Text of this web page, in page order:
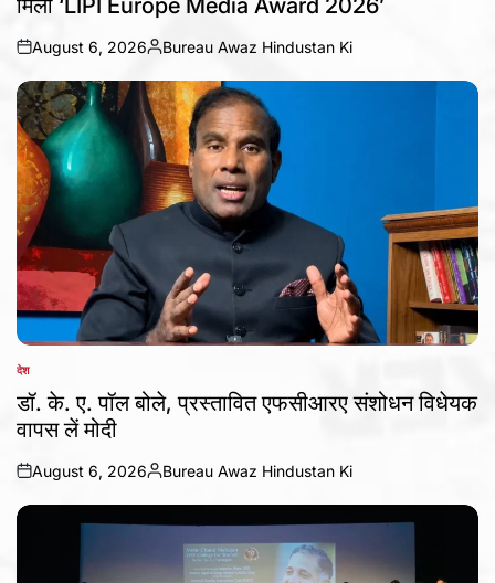
on
August 6, 2026
Posted
by
Bureau Awaz Hindustan Ki
POSTED
देश
डॉ. के. ए. पॉल बोले, प्रस्तावित एफसीआरए संशोधन विधेयक
वापस लें मोदी
on
August 6, 2026
Posted
by
Bureau Awaz Hindustan Ki